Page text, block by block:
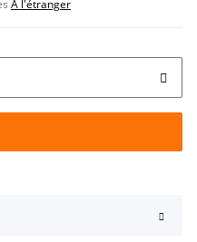
À l'étranger